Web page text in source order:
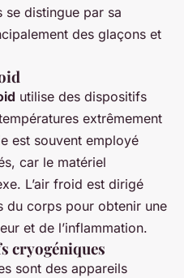
se distingue par sa
des glaçons et
utilise des dispositifs
extrêmement
est souvent employé
car le matériel
L’air froid est dirigé
du corps pour obtenir une
et de l’inflammation.
cryogéniques
sont des appareils